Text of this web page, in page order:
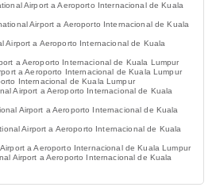
Airport a Aeroporto Internacional de Kuala
Airport a Aeroporto Internacional de Kuala
Airport a Aeroporto Internacional de Kuala
a Aeroporto Internacional de Kuala Lumpur
a Aeroporto Internacional de Kuala Lumpur
Internacional de Kuala Lumpur
Airport a Aeroporto Internacional de Kuala
Airport a Aeroporto Internacional de Kuala
Airport a Aeroporto Internacional de Kuala
a Aeroporto Internacional de Kuala Lumpur
Airport a Aeroporto Internacional de Kuala